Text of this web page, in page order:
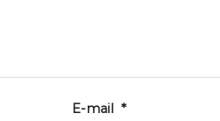
E-mail*